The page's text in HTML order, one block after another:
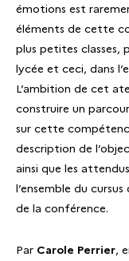
émotions est
éléments de cette
plus petites classes,
lycée et ceci, dans
L’ambition de cet
construire un
sur cette
description de
ainsi que les
l’ensemble du
de la conférence.
Par Carole Perrier,